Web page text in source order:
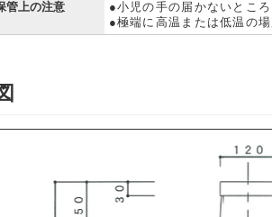
管上の注意
●小児の手の届かないとこ
●極端に高温または低温の